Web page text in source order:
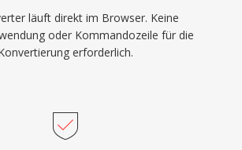
läuft direkt im Browser. Keine
oder Kommandozeile für die
erforderlich.